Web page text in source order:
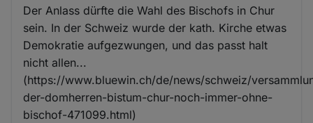
Der Anlass dürfte die Wahl des Bischofs in Chur
sein. In der Schweiz wurde der kath. Kirche etwas
Demokratie aufgezwungen, und das passt halt
nicht allen...
(https://www.bluewin.ch/de/news/schweiz/
der-domherren-bistum-chur-noch-immer-ohne-
bischof-471099.html)